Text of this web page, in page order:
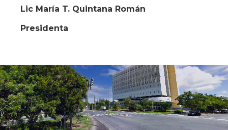
Lic María T. Quintana Román
Presidenta